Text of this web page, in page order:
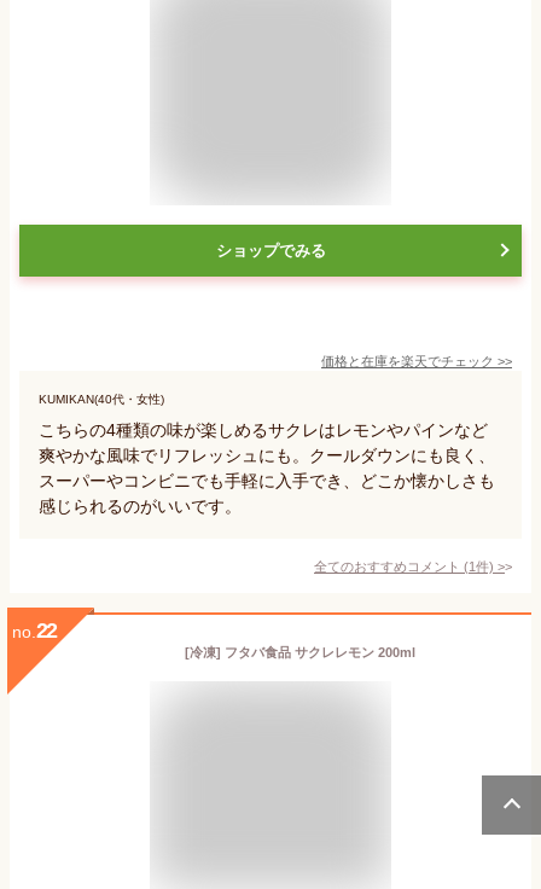
ショップでみる
価格と在庫を楽天でチェック >>
KUMIKAN(40代・女性)
こちらの4種類の味が楽しめるサクレはレモンやパインなど
爽やかな風味でリフレッシュにも。クールダウンにも良く、
スーパーやコンビニでも手軽に入手でき、どこか懐かしさも
感じられるのがいいです。
全てのおすすめコメント (1件) >
no. 22
[冷凍] フタバ食品 サクレレモン 200ml